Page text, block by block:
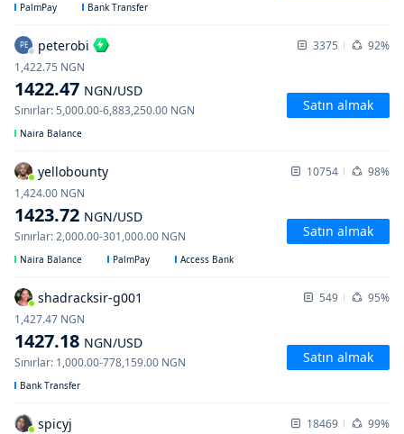
PalmPay Bank Transfer
PE peterobi 3375 92%
1422.47 NGN/USD
1,422.75 NGN
Sınırlar:5,000.00-6,883,250.00 NGN Satın almak
Naira Balance
yellobounty 10754 98%
1423.72 NGN/USD
1,424.00 NGN
Sınırlar:2,000.00-301,000.00 NGN Satın almak
Naira Balance PalmPay Access Bank
shadracksir-g001 549 95%
1427.18 NGN/USD
1,427.47 NGN
Sınırlar: 1,000.00-778,159.00 NGN Satın almak
Bank Transfer
spicyj 18469 99%